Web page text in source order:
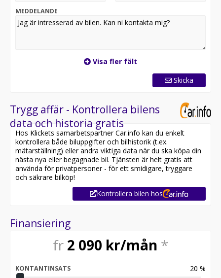
MEDDELANDE
Visa fler fält
Skicka
Trygg affär - Kontrollera bilens
data och historia gratis
Hos Klickets samarbetspartner Car.info kan du enkelt
kontrollera både biluppgifter och bilhistorik (t.ex.
mätarställning) eller andra viktiga data när du ska köpa din
nästa nya eller begagnade bil. Tjänsten är helt gratis att
använda för privatpersoner - för ett smidigare, tryggare
och säkrare bilköp!
Kontrollera bilen hos
Finansiering
fr 2 090 kr/mån *
KONTANTINSATS 20 %